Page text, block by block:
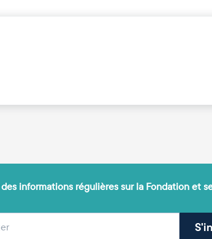
informations régulières sur la Fondation et